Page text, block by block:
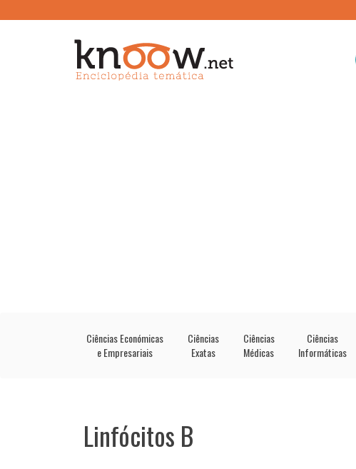
Ciências Económicas
e Empresariais
Ciências
Exatas
Ciências
Médicas
Ciências
Informáticas
Linfócitos B